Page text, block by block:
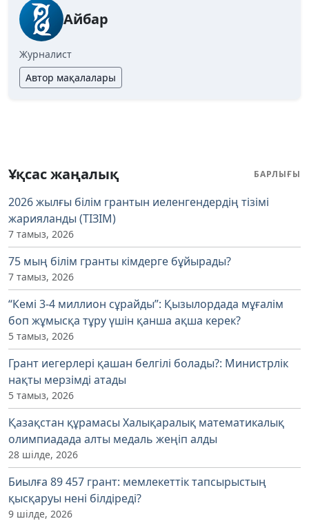
Айбар
Журналист
Автор мақалалары
Ұқсас жаңалық БАРЛЫҒЫ
2026 жылғы білім грантын иеленгендердің тізімі
жарияланды (ТІЗІМ)
7 тамыз, 2026
75 мың білім гранты кімдерге бұйырады?
7 тамыз, 2026
“Кемі 3-4 миллион сұрайды”: Қызылордада мұғалім
боп жұмысқа тұру үшін қанша ақша керек?
5 тамыз, 2026
Грант иегерлері қашан белгілі болады?: Министрлік
нақты мерзімді атады
5 тамыз, 2026
Қазақстан құрамасы Халықаралық математикалық
олимпиадада алты медаль жеңіп алды
28 шілде, 2026
Биылға 89 457 грант: мемлекеттік тапсырыстың
қысқаруы нені білдіреді?
9 шілде, 2026